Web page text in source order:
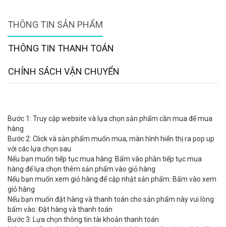
THÔNG TIN SẢN PHẨM
THÔNG TIN THANH TOÁN
CHÍNH SÁCH VẬN CHUYỂN
Bước 1: Truy cập website và lựa chọn sản phẩm cần mua để mua
hàng
Bước 2: Click và sản phẩm muốn mua, màn hình hiển thị ra pop up
với các lựa chọn sau
Nếu bạn muốn tiếp tục mua hàng: Bấm vào phần tiếp tục mua
hàng để lựa chọn thêm sản phẩm vào giỏ hàng
Nếu bạn muốn xem giỏ hàng để cập nhật sản phẩm: Bấm vào xem
giỏ hàng
Nếu bạn muốn đặt hàng và thanh toán cho sản phẩm này vui lòng
bấm vào: Đặt hàng và thanh toán
Bước 3: Lựa chọn thông tin tài khoản thanh toán